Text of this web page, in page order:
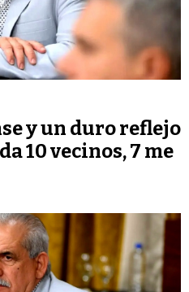
y un duro reflejo
10 vecinos, 7 me